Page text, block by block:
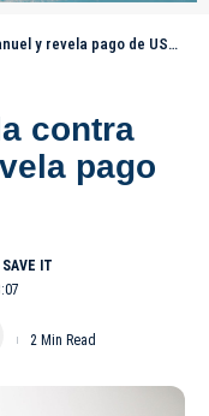
pago de USD$ 18,000
contra
pago
2 Min Read